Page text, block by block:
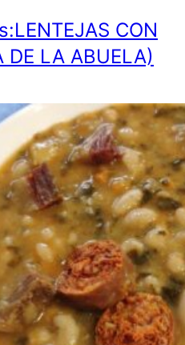
CON
DE LA ABUELA)